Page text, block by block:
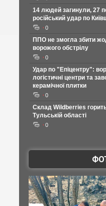
14 людей загинули, 27
російський удар по
0
ППО не змогла збити
ворожого обстрілу
0
Удар по "Епіцентру":
логістичні центри та
керамічної плитки
0
Склад Wildberries
Тульській області
0